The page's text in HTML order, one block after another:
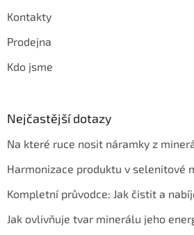
Kontakty
Prodejna
Kdo jsme
Nejčastější dotazy
Na které ruce nosit náramky z
Harmonizace produktu v selenitové
Kompletní průvodce: Jak čistit a
Jak ovlivňuje tvar minerálu jeho